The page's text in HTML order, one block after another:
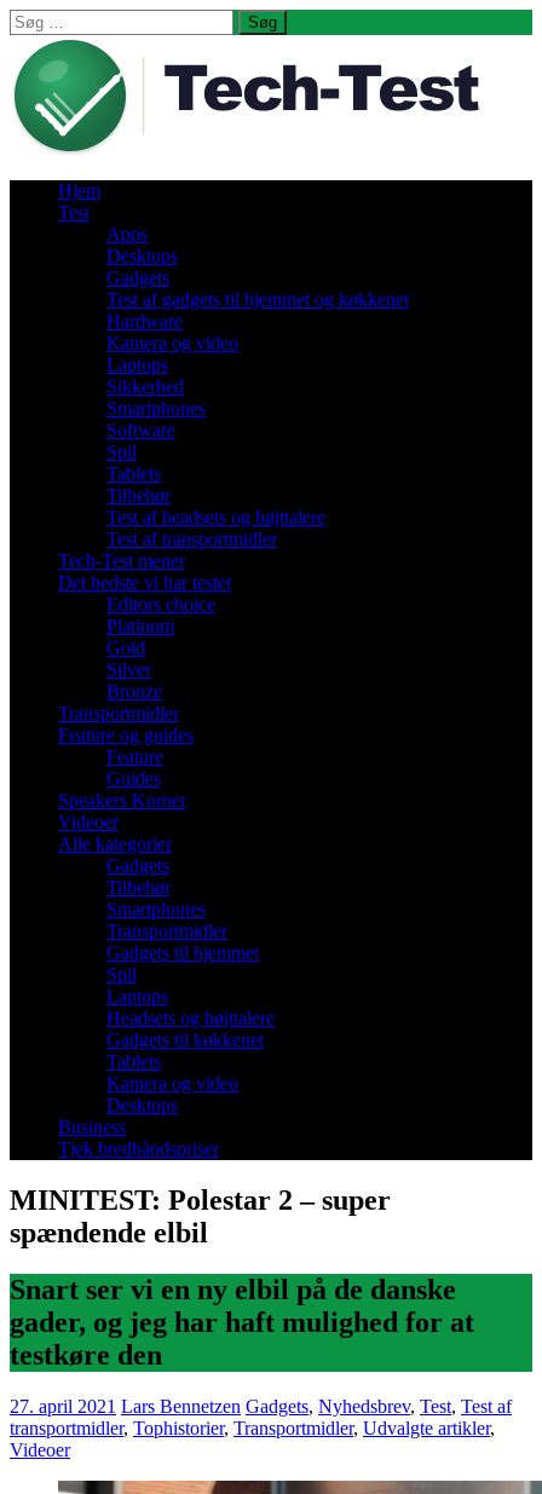
Søg
efter:
Hjem
Test
Apps
Desktops
Gadgets
Test af gadgets til hjemmet og køkkenet
Hardware
Kamera og video
Laptops
Sikkerhed
Smartphones
Software
Spil
Tablets
Tilbehør
Test af headsets og højttalere
Test af transportmidler
Tech-Test mener
Det bedste vi har testet
Editors choice
Platinum
Gold
Silver
Bronze
Transportmidler
Feature og guides
Feature
Guides
Speakers Korner
Videoer
Alle kategorier
Gadgets
Tilbehør
Smartphones
Transportmidler
Gadgets til hjemmet
Spil
Laptops
Headsets og højttalere
Gadgets til køkkenet
Tablets
Kamera og video
Desktops
Business
Tjek bredbåndspriser
MINITEST: Polestar 2 – super
spændende elbil
Snart ser vi en ny elbil på de danske
gader, og jeg har haft mulighed for at
testkøre den
27. april 2021 Lars Bennetzen Gadgets, Nyhedsbrev, Test, Test af
transportmidler, Tophistorier, Transportmidler, Udvalgte artikler,
Videoer